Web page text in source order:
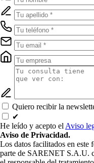
Quiero recibir la
✔
He leído y acepto elAviso
Aviso de Privacidad.
Los datos facilitados en este
parte de SARENET S.A.U.